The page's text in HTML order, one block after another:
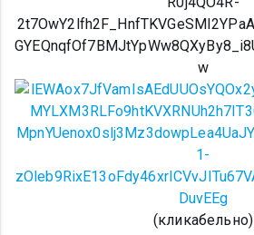
(кликабельно)